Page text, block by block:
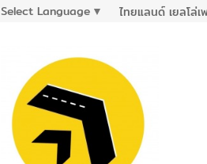
Select Language ▼ ไทยแลนด์ เยลโล่เ